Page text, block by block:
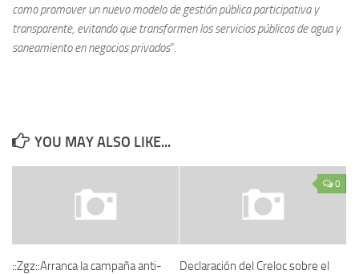
como promover un nuevo modelo de gestión pública participativa y
transparente, evitando que transformen los servicios públicos de agua y
saneamiento en negocios privados”.
YOU MAY ALSO LIKE...
::Zgz::Arranca la campaña anti-
0
Declaración del Creloc sobre el